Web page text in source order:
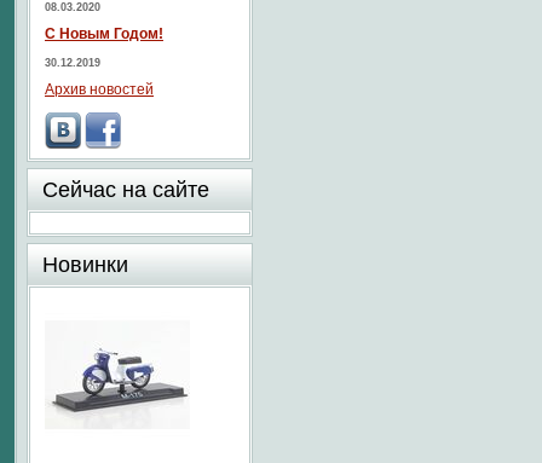
08.03.2020
С Новым Годом!
30.12.2019
Архив новостей
Сейчас на сайте
Новинки